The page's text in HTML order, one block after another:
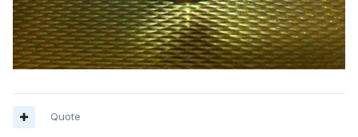
Quote